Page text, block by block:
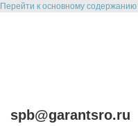
Перейти к основному содержанию
spb@garantsro.ru